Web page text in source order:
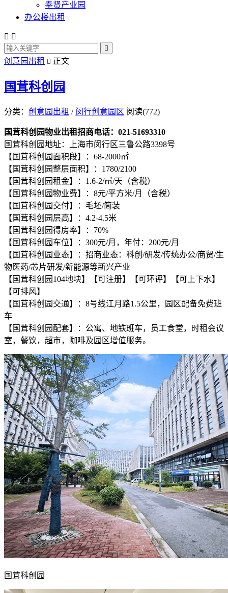
奉贤产业园
办公楼出租
 

创意园出租  正文
国茸科创园
分类： 创意园出租 / 闵行创意园区 阅读(772)
国茸科创园物业出租招商电话：021-51693310
国茸科创园地址：上海市闵行区三鲁公路3398号
【国茸科创园面积段】：68-2000㎡
【国茸科创园整层面积】：1780/2100
【国茸科创园租金】：1.6-2/㎡/天（含税）
【国茸科创园物业费】：8元/平方米/月（含税）
【国茸科创园交付】：毛坯/简装
【国茸科创园层高】：4.2-4.5米
【国茸科创园得房率】：70%
【国茸科创园车位】：300元/月，年付：200元/月
【国茸科创园业态】：招商业态：科创/研发/传统办公/商贸/生
物医药/芯片研发/新能源等新兴产业
【国茸科创园104地块】【可注册】【可环评】【可上下水】
【可排风】
【国茸科创园交通】：8号线江月路1.5公里，园区配备免费班
车
【国茸科创园配套】：公寓、地铁班车，员工食堂，时租会议
室，餐饮，超市，咖啡及园区增值服务。
国茸科创园